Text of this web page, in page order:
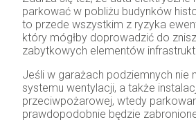
parkować w pobliżu budynków
to przede wszystkim z ryzyka
który mógłby doprowadzić do
zabytkowych elementów
Jeśli w garażach podziemnych nie
systemu wentylacji, a także
przeciwpożarowej, wtedy
prawdopodobnie będzie